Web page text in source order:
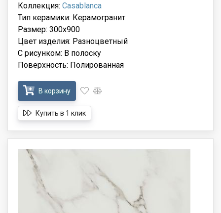
Коллекция: Casablanca
Тип керамики: Керамогранит
Размер: 300x900
Цвет изделия: Разноцветный
С рисунком: В полоску
Поверхность: Полированная
В корзину
Купить в 1 клик